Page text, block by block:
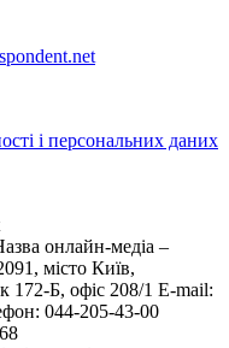
і персональних даних
онлайн-медіа –
місто Київ,
Б, офіс 208/1 E-mail:
044-205-43-00